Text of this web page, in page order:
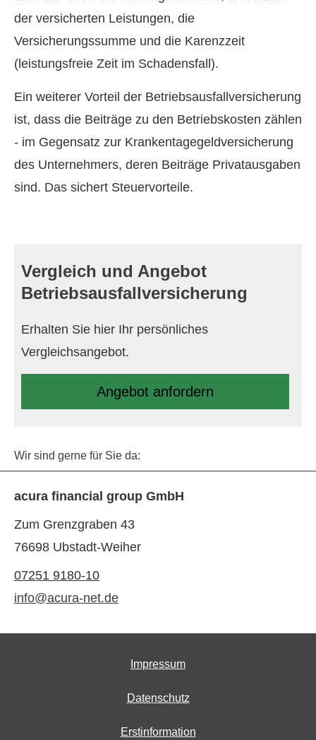
der versicherten Leistungen, die
Versicherungssumme und die Karenzzeit
(leistungsfreie Zeit im Schadensfall).
Ein weiterer Vorteil der Betriebsausfallversicherung
ist, dass die Beiträge zu den Betriebskosten zählen
- im Gegensatz zur Krankentagegeldversicherung
des Unternehmers, deren Beiträge Privatausgaben
sind. Das sichert Steuervorteile.
Vergleich und Angebot
Betriebsausfallversicherung
Erhalten Sie hier Ihr persönliches
Vergleichsangebot.
An­ge­bot an­for­dern
Wir sind gerne für Sie da:
acura financial group GmbH
Zum Grenzgraben 43
76698 Ubstadt-Weiher
07251 9180-10
info@acura-net.de
Impressum
Datenschutz
Erstinformation